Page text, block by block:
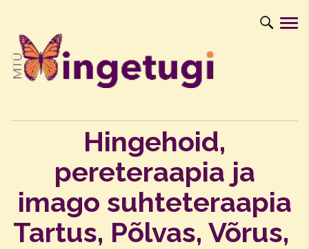
Hingehoid,
pereteraapia ja
imago suhteteraapia
Tartus, Põlvas, Võrus,